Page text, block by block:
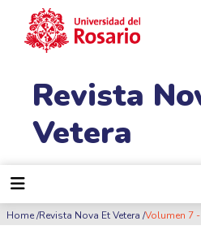
Revista
Vetera
Ruta de
Home Revista Nova Et Vetera Volumen 7